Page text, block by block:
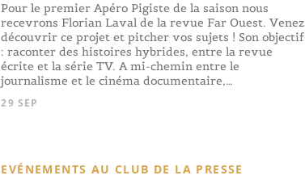
Pour le premier Apéro Pigiste de la saison nous
recevrons Florian Laval de la revue Far Ouest. Venez
découvrir ce projet et pitcher vos sujets ! Son objectif
: raconter des histoires hybrides, entre la revue
écrite et la série TV. A mi-chemin entre le
journalisme et le cinéma documentaire,…
29 SEP
EVÉNEMENTS AU CLUB DE LA PRESSE